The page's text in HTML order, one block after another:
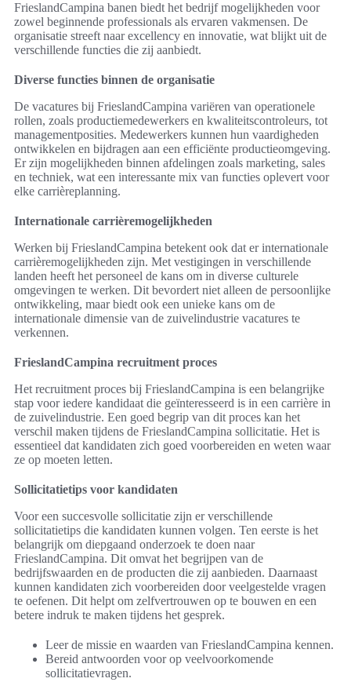
FrieslandCampina banen biedt het bedrijf mogelijkheden voor
zowel beginnende professionals als ervaren vakmensen. De
organisatie streeft naar excellency en innovatie, wat blijkt uit de
verschillende functies die zij aanbiedt.
Diverse functies binnen de organisatie
De vacatures bij FrieslandCampina variëren van operationele
rollen, zoals productiemedewerkers en kwaliteitscontroleurs, tot
managementposities. Medewerkers kunnen hun vaardigheden
ontwikkelen en bijdragen aan een efficiënte productieomgeving.
Er zijn mogelijkheden binnen afdelingen zoals marketing, sales
en techniek, wat een interessante mix van functies oplevert voor
elke carrièreplanning.
Internationale carrièremogelijkheden
Werken bij FrieslandCampina betekent ook dat er internationale
carrièremogelijkheden zijn. Met vestigingen in verschillende
landen heeft het personeel de kans om in diverse culturele
omgevingen te werken. Dit bevordert niet alleen de persoonlijke
ontwikkeling, maar biedt ook een unieke kans om de
internationale dimensie van de zuivelindustrie vacatures te
verkennen.
FrieslandCampina recruitment proces
Het recruitment proces bij FrieslandCampina is een belangrijke
stap voor iedere kandidaat die geïnteresseerd is in een carrière in
de zuivelindustrie. Een goed begrip van dit proces kan het
verschil maken tijdens de FrieslandCampina sollicitatie. Het is
essentieel dat kandidaten zich goed voorbereiden en weten waar
ze op moeten letten.
Sollicitatietips voor kandidaten
Voor een succesvolle sollicitatie zijn er verschillende
sollicitatietips die kandidaten kunnen volgen. Ten eerste is het
belangrijk om diepgaand onderzoek te doen naar
FrieslandCampina. Dit omvat het begrijpen van de
bedrijfswaarden en de producten die zij aanbieden. Daarnaast
kunnen kandidaten zich voorbereiden door veelgestelde vragen
te oefenen. Dit helpt om zelfvertrouwen op te bouwen en een
betere indruk te maken tijdens het gesprek.
Leer de missie en waarden van FrieslandCampina kennen.
Bereid antwoorden voor op veelvoorkomende
sollicitatievragen.